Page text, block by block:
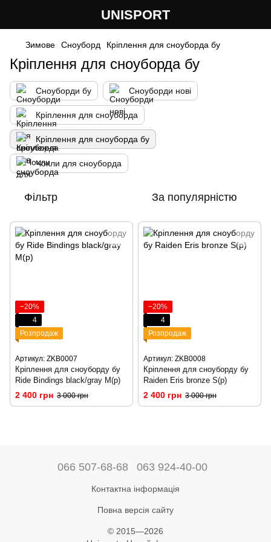
UNISPORT
Зимове Сноуборд Кріплення для сноуборда бу
Кріплення для сноуборда бу
Сноуборди бу Сноуборди нові
Кріплення для сноуборда
Кріплення для сноуборда бу
Чохли для сноуборда
Фільтр За популярністю
−20%
4
Розпродаж
Артикул: ZKB0007
Кріплення для сноуборду бу
Ride Bindings black/gray M(р)
2 400 грн 3 000 грн
−20%
4
Розпродаж
Артикул: ZKB0008
Кріплення для сноуборду бу
Raiden Eris bronze S(р)
2 400 грн 3 000 грн
066 507-68-68 063 924-40-00
Контактна інформація
Повна версія сайту
© 2015—2026